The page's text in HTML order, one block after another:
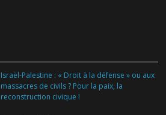
Israël-Palestine : « Droit à la défense » ou aux
massacres de civils ? Pour la paix, la
reconstruction civique !